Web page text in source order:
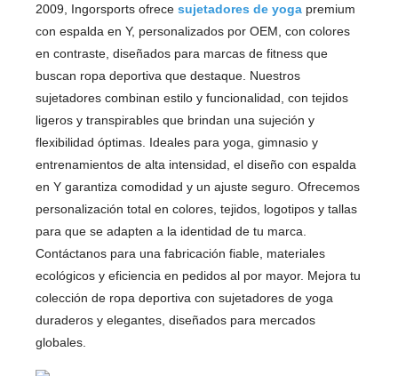
2009, Ingorsports ofrece sujetadores de yoga premium
con espalda en Y, personalizados por OEM, con colores
en contraste, diseñados para marcas de fitness que
buscan ropa deportiva que destaque. Nuestros
sujetadores combinan estilo y funcionalidad, con tejidos
ligeros y transpirables que brindan una sujeción y
flexibilidad óptimas. Ideales para yoga, gimnasio y
entrenamientos de alta intensidad, el diseño con espalda
en Y garantiza comodidad y un ajuste seguro. Ofrecemos
personalización total en colores, tejidos, logotipos y tallas
para que se adapten a la identidad de tu marca.
Contáctanos para una fabricación fiable, materiales
ecológicos y eficiencia en pedidos al por mayor. Mejora tu
colección de ropa deportiva con sujetadores de yoga
duraderos y elegantes, diseñados para mercados
globales.